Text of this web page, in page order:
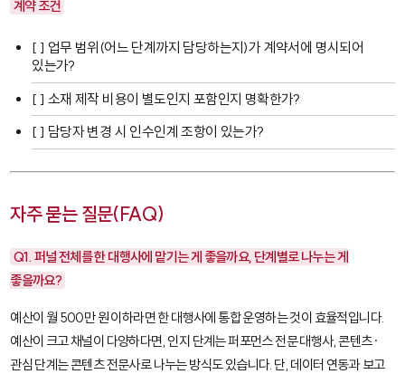
계약 조건
[ ] 업무 범위(어느 단계까지 담당하는지)가 계약서에 명시되어
있는가?
[ ] 소재 제작 비용이 별도인지 포함인지 명확한가?
[ ] 담당자 변경 시 인수인계 조항이 있는가?
자주 묻는 질문(FAQ)
Q1. 퍼널 전체를 한 대행사에 맡기는 게 좋을까요, 단계별로 나누는 게
좋을까요?
예산이 월 500만 원 이하라면 한 대행사에 통합 운영하는 것이 효율적입니다.
예산이 크고 채널이 다양하다면, 인지 단계는 퍼포먼스 전문 대행사, 콘텐츠·
관심 단계는 콘텐츠 전문사로 나누는 방식도 있습니다. 단, 데이터 연동과 보고